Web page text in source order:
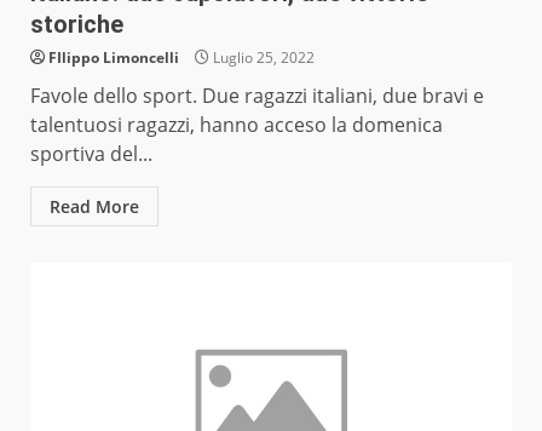
storiche
FIlippo Limoncelli Luglio 25, 2022
Favole dello sport. Due ragazzi italiani, due bravi e
talentuosi ragazzi, hanno acceso la domenica
sportiva del...
Read More